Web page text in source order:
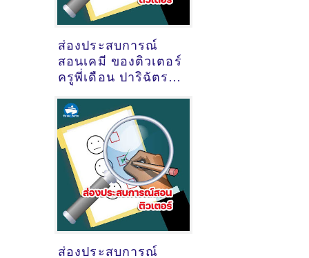
ส่องประสบการณ์
สอนเคมี ของติวเตอร์
ครูพี่เดือน ปาริฉัตร ชู
เอื้อมิตร ศรีราชา
ส่องประสบการณ์